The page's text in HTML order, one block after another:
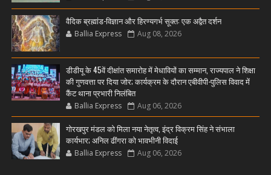
वैदिक ब्रह्मांड-विज्ञान और हिरण्यगर्भ सूक्त: एक अद्वैत दर्शन
Ballia Express Aug 08, 2026
डीडीयू के 45वें दीक्षांत समारोह में मेधावियों का सम्मान, राज्यपाल ने शिक्षा
की गुणवत्ता पर दिया जोर; कार्यक्रम के दौरान एबीवीपी-पुलिस विवाद में
कैंट थाना प्रभारी निलंबित
Ballia Express Aug 06, 2026
गोरखपुर मंडल को मिला नया नेतृत्व, इंद्र विक्रम सिंह ने संभाला
कार्यभार; अनिल ढींगरा को भावभीनी विदाई
Ballia Express Aug 06, 2026